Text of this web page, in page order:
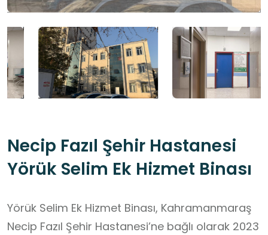
Necip Fazıl Şehir Hastanesi
Yörük Selim Ek Hizmet Binası
Yörük Selim Ek Hizmet Binası, Kahramanmaraş
Necip Fazıl Şehir Hastanesi’ne bağlı olarak 2023